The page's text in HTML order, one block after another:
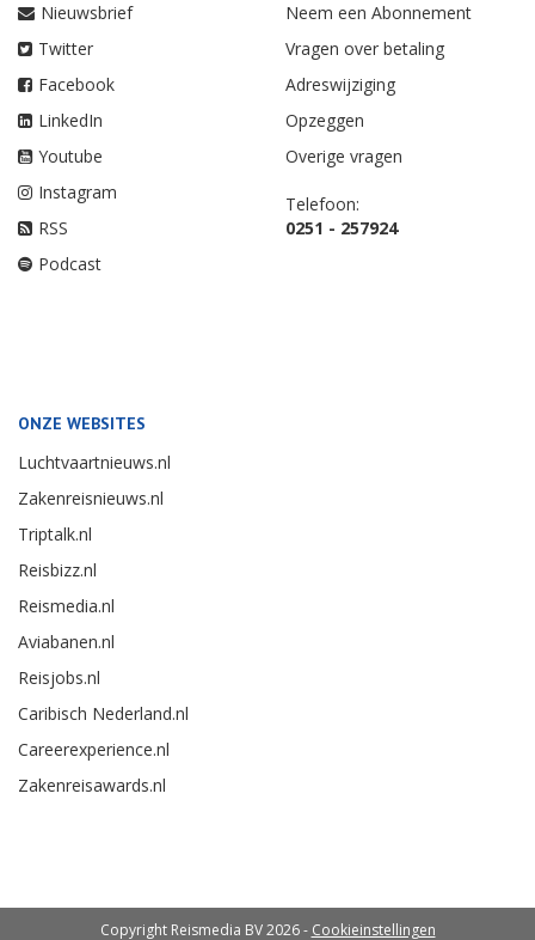
Nieuwsbrief
Twitter
Facebook
LinkedIn
Youtube
Instagram
RSS
Podcast
Neem een Abonnement
Vragen over betaling
Adreswijziging
Opzeggen
Overige vragen
Telefoon:
0251 - 257924
ONZE WEBSITES
Luchtvaartnieuws.nl
Zakenreisnieuws.nl
Triptalk.nl
Reisbizz.nl
Reismedia.nl
Aviabanen.nl
Reisjobs.nl
Caribisch Nederland.nl
Careerexperience.nl
Zakenreisawards.nl
Copyright Reismedia BV 2026 - Cookieinstellingen